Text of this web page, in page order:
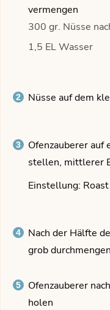
vermengen
300 gr. Nüsse
1,5 EL Wasser
Nüsse auf dem
Ofenzauberer auf
stellen, mittlerer
Einstellung:
Nach der Hälfte
grob
Ofenzauberer
holen